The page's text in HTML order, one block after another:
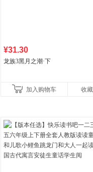
¥31.30
龙族3黑月之潮·下
加入购物车 收藏